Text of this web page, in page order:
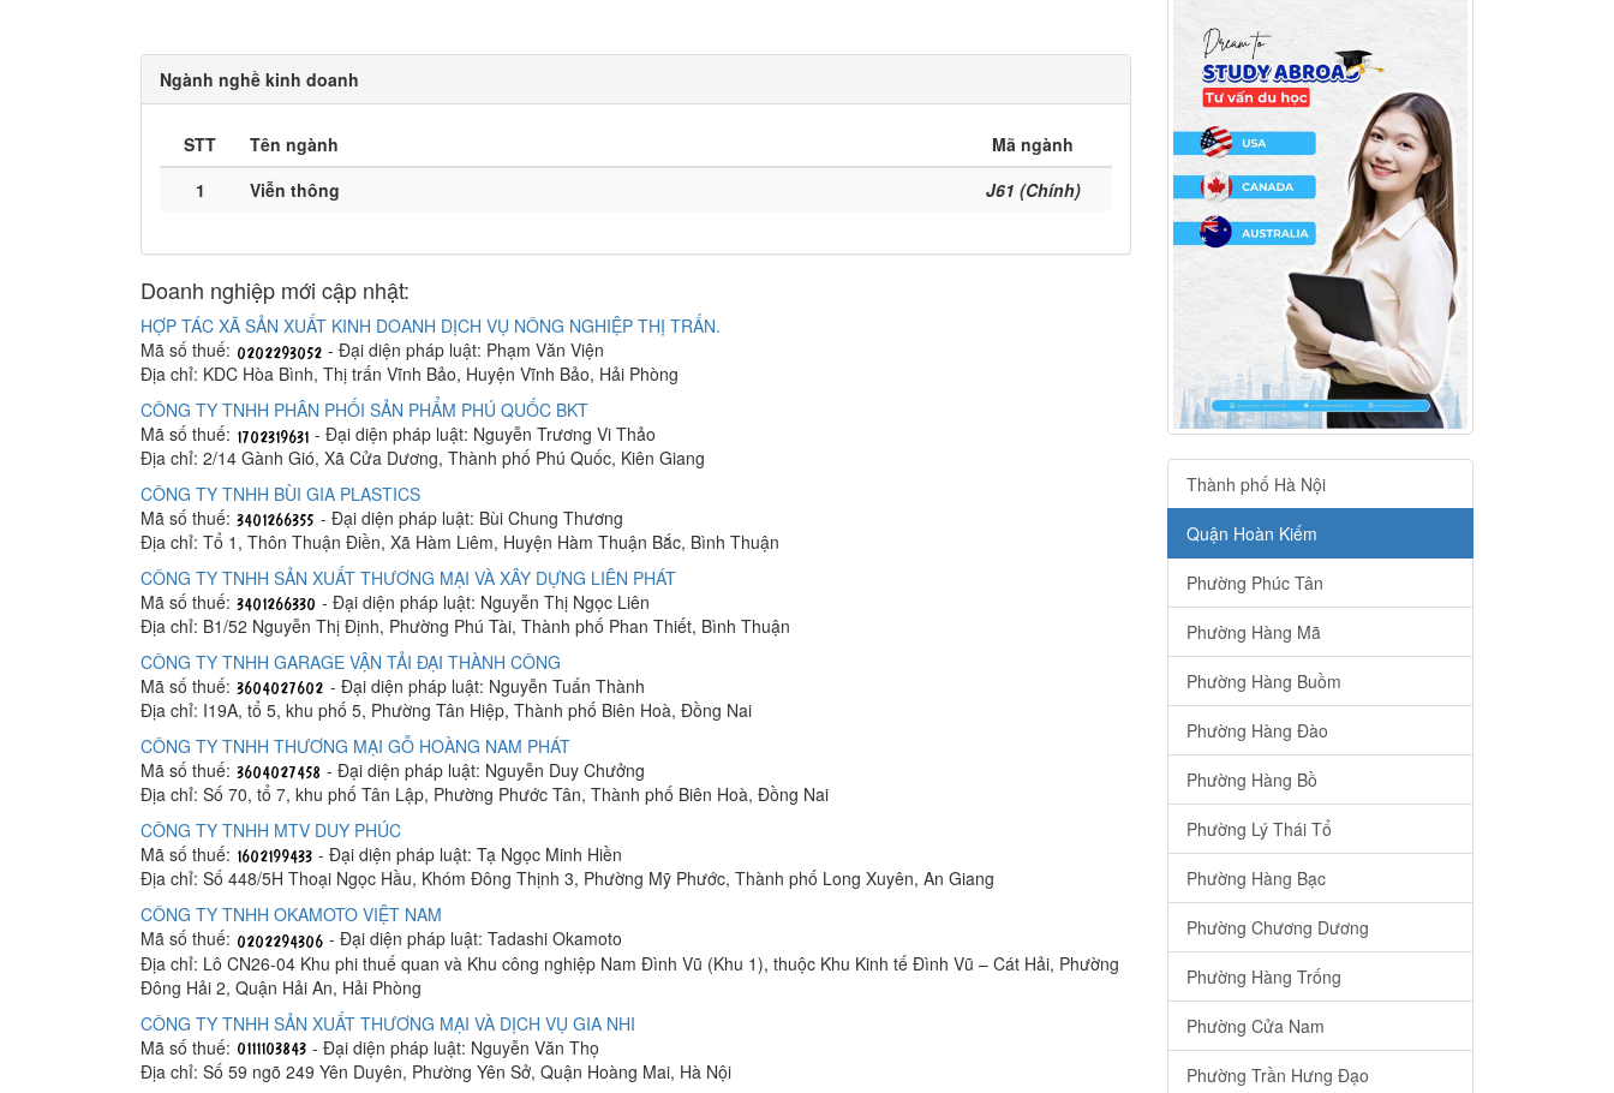
Ngành nghề kinh doanh
STT Tên ngành
Mã ngành
1
Viễn thông J61 (Chính)
Doanh nghiệp mới cập nhật:
HỢP TÁC XÃ SẢN XUẤT KINH DOANH DỊCH VỤ NÔNG NGHIỆP THỊ TRẤN.
Mã số thuế:
- Đại diện pháp luật: Phạm Văn Viện
Địa chỉ: KDC Hòa Bình, Thị trấn Vĩnh Bảo, Huyện Vĩnh Bảo, Hải Phòng
CÔNG TY TNHH PHÂN PHỐI SẢN PHẨM PHÚ QUỐC BKT
Mã số thuế:
- Đại diện pháp luật: Nguyễn Trương Vi Thảo
Địa chỉ: 2/14 Gành Gió, Xã Cửa Dương, Thành phố Phú Quốc, Kiên Giang
CÔNG TY TNHH BÙI GIA PLASTICS
Mã số thuế:
- Đại diện pháp luật: Bùi Chung Thương
Địa chỉ: Tổ 1, Thôn Thuận Điền, Xã Hàm Liêm, Huyện Hàm Thuận Bắc, Bình Thuận
CÔNG TY TNHH SẢN XUẤT THƯƠNG MẠI VÀ XÂY DỰNG LIÊN PHÁT
Mã số thuế:
- Đại diện pháp luật: Nguyễn Thị Ngọc Liên
Địa chỉ: B1/52 Nguyễn Thị Định, Phường Phú Tài, Thành phố Phan Thiết, Bình Thuận
CÔNG TY TNHH GARAGE VẬN TẢI ĐẠI THÀNH CÔNG
Mã số thuế:
- Đại diện pháp luật: Nguyễn Tuấn Thành
Địa chỉ: I19A, tổ 5, khu phố 5, Phường Tân Hiệp, Thành phố Biên Hoà, Đồng Nai
CÔNG TY TNHH THƯƠNG MẠI GỖ HOÀNG NAM PHÁT
Mã số thuế:
- Đại diện pháp luật: Nguyễn Duy Chưởng
Địa chỉ: Số 70, tổ 7, khu phố Tân Lập, Phường Phước Tân, Thành phố Biên Hoà, Đồng Nai
CÔNG TY TNHH MTV DUY PHÚC
Mã số thuế:
- Đại diện pháp luật: Tạ Ngọc Minh Hiền
Địa chỉ: Số 448/5H Thoại Ngọc Hầu, Khóm Đông Thịnh 3, Phường Mỹ Phước, Thành phố Long Xuyên, An Giang
CÔNG TY TNHH OKAMOTO VIỆT NAM
Mã số thuế:
- Đại diện pháp luật: Tadashi Okamoto
Địa chỉ: Lô CN26-04 Khu phi thuế quan và Khu công nghiệp Nam Đình Vũ (Khu 1), thuộc Khu Kinh tế Đình Vũ – Cát Hải, Phường
Đông Hải 2, Quận Hải An, Hải Phòng
CÔNG TY TNHH SẢN XUẤT THƯƠNG MẠI VÀ DỊCH VỤ GIA NHI
Mã số thuế:
- Đại diện pháp luật: Nguyễn Văn Thọ
Địa chỉ: Số 59 ngõ 249 Yên Duyên, Phường Yên Sở, Quận Hoàng Mai, Hà Nội
Thành phố Hà Nội
Quận Hoàn Kiếm
Phường Phúc Tân
Phường Hàng Mã
Phường Hàng Buồm
Phường Hàng Đào
Phường Hàng Bồ
Phường Lý Thái Tổ
Phường Hàng Bạc
Phường Chương Dương
Phường Hàng Trống
Phường Cửa Nam
Phường Trần Hưng Đạo